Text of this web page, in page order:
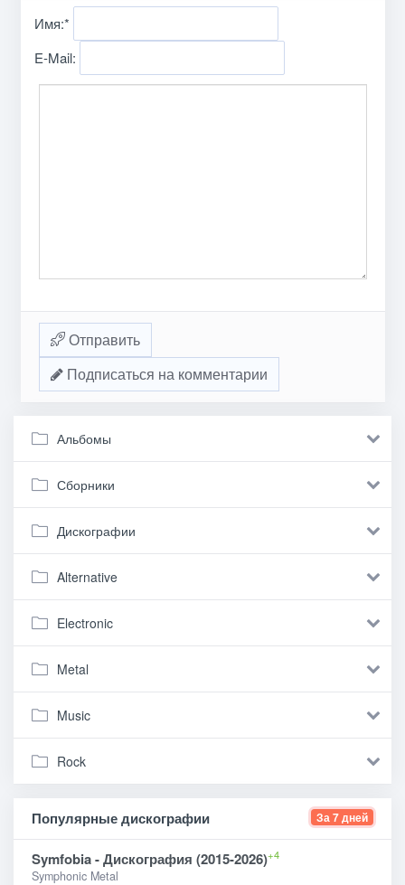
Имя:*
E-Mail:
Отправить
Подписаться на комментарии
Альбомы
Сборники
Дискографии
Alternative
Electronic
Metal
Music
Rock
Популярные дискографии За 7 дней
Symfobia - Дискография (2015-2026)+4
Symphonic Metal